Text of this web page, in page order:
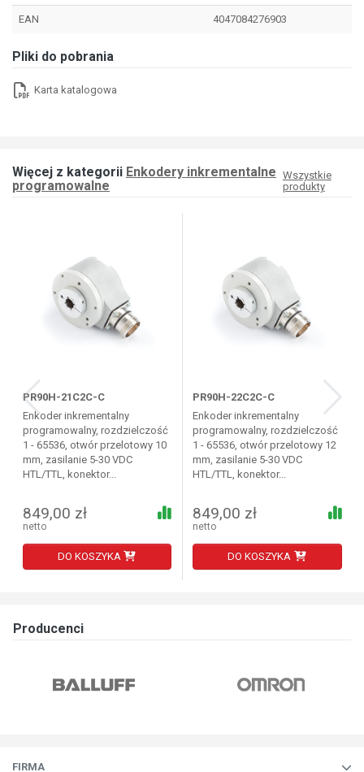
EAN 4047084276903
Pliki do pobrania
Karta katalogowa
Więcej z kategorii Enkodery inkrementalne
programowalne
Wszystkie
produkty
PR90H-21C2C-C
Enkoder inkrementalny
programowalny, rozdzielczość
1 - 65536, otwór przelotowy 10
mm, zasilanie 5-30 VDC
HTL/TTL, konektor...
849,00 zł
netto
DO KOSZYKA
PR90H-22C2C-C
Enkoder inkrementalny
programowalny, rozdzielczość
1 - 65536, otwór przelotowy 12
mm, zasilanie 5-30 VDC
HTL/TTL, konektor...
849,00 zł
netto
DO KOSZYKA
Producenci
FIRMA